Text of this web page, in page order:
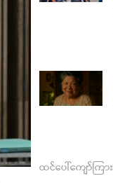
ထင်ပေါ်ကျော်ကြား